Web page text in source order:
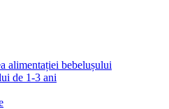
alimentației bebelușului
de 1-3 ani